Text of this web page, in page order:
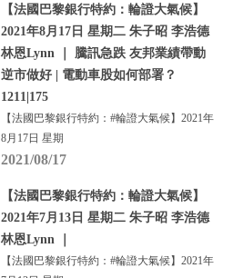
【法國巴黎銀行特約：輪證大氣候】
2021年8月17日 星期二 朱子昭 李浩德
林恩Lynn ｜ 騰訊急跌 友邦業績帶動
逆市做好 | 電動車股如何部署？
1211|175
【法國巴黎銀行特約：#輪證大氣候】2021年
8月17日 星期
2021/08/17
【法國巴黎銀行特約：輪證大氣候】
2021年7月13日 星期二 朱子昭 李浩德
林恩Lynn ｜
【法國巴黎銀行特約：#輪證大氣候】2021年